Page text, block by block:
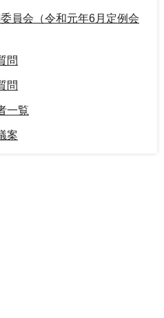
員会（令和元年6月定例会
問
問
一覧
案